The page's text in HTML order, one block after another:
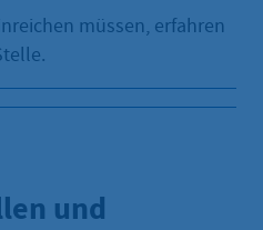
müssen, erfahren
und